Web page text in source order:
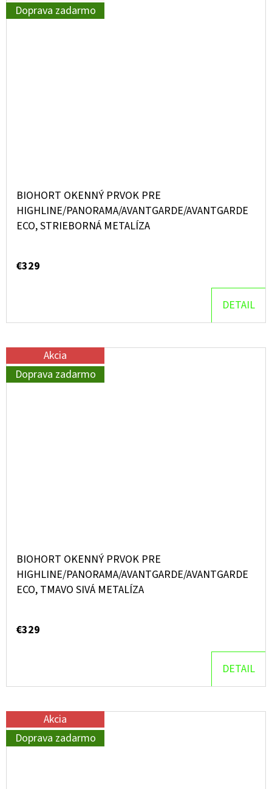
Doprava zadarmo
BIOHORT OKENNÝ PRVOK PRE
HIGHLINE/PANORAMA/AVANTGARDE/AVANTGARDE
ECO, STRIEBORNÁ METALÍZA
€329
DETAIL
Akcia
Doprava zadarmo
BIOHORT OKENNÝ PRVOK PRE
HIGHLINE/PANORAMA/AVANTGARDE/AVANTGARDE
ECO, TMAVO SIVÁ METALÍZA
€329
DETAIL
Akcia
Doprava zadarmo